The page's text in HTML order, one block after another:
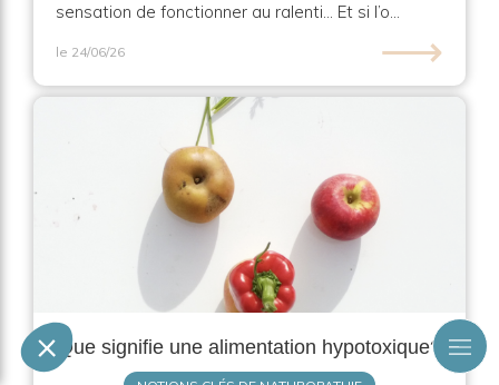
sensation de fonctionner au ralenti… Et si l’o...
le 24/06/26 ⟶
Que signifie une alimentation hypotoxique?